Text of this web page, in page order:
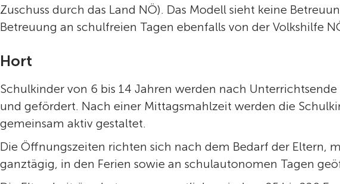
Zuschuss durch das Land NÖ). Das Modell sieht keine
Betreuung an schulfreien Tagen ebenfalls von der Volkshilfe
Hort
Schulkinder von 6 bis 14 Jahren werden nach
und gefördert. Nach einer Mittagsmahlzeit werden die
gemeinsam aktiv gestaltet.
Die Öffnungszeiten richten sich nach dem Bedarf der Eltern,
ganztägig, in den Ferien sowie an schulautonomen Tagen